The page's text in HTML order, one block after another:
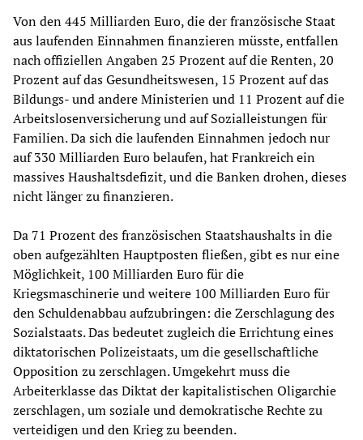
Von den 445 Milliarden Euro, die der französische Staat
aus laufenden Einnahmen finanzieren müsste, entfallen
nach offiziellen Angaben 25 Prozent auf die Renten, 20
Prozent auf das Gesundheitswesen, 15 Prozent auf das
Bildungs- und andere Ministerien und 11 Prozent auf die
Arbeitslosenversicherung und auf Sozialleistungen für
Familien. Da sich die laufenden Einnahmen jedoch nur
auf 330 Milliarden Euro belaufen, hat Frankreich ein
massives Haushaltsdefizit, und die Banken drohen, dieses
nicht länger zu finanzieren.
Da 71 Prozent des französischen Staatshaushalts in die
oben aufgezählten Hauptposten fließen, gibt es nur eine
Möglichkeit, 100 Milliarden Euro für die
Kriegsmaschinerie und weitere 100 Milliarden Euro für
den Schuldenabbau aufzubringen: die Zerschlagung des
Sozialstaats. Das bedeutet zugleich die Errichtung eines
diktatorischen Polizeistaats, um die gesellschaftliche
Opposition zu zerschlagen. Umgekehrt muss die
Arbeiterklasse das Diktat der kapitalistischen Oligarchie
zerschlagen, um soziale und demokratische Rechte zu
verteidigen und den Krieg zu beenden.